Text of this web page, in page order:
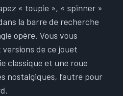
« toupie », « spinner »
la barre de recherche
opère. Vous vous
de ce jouet
classique et une roue
nostalgiques, l’autre pour